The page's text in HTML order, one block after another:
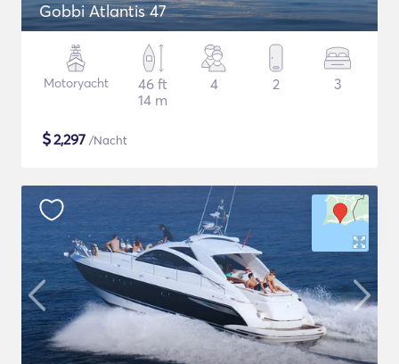
Gobbi Atlantis 47
Motoryacht
46 ft
14 m
4 2 3
$2,297 /Nacht